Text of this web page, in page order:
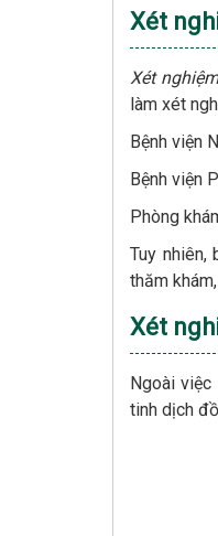
Xét
Xét
làm xét
Bệnh viện
Bệnh viện
Phòng
Tuy nhiên,
thăm
Xét
Ngoài việc
tinh dịch